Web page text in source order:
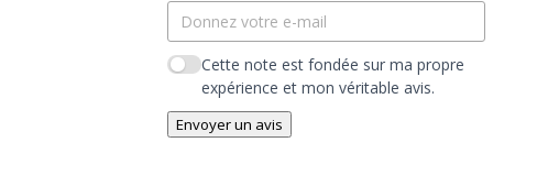
Cette note est fondée sur ma propre
expérience et mon véritable avis.
Envoyer un avis